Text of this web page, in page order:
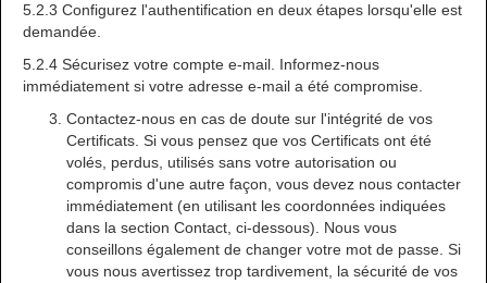
5.2.3 Configurez l'authentification en deux étapes lorsqu'elle est
demandée.
5.2.4 Sécurisez votre compte e-mail. Informez-nous
immédiatement si votre adresse e-mail a été compromise.
Contactez-nous en cas de doute sur l'intégrité de vos
Certificats. Si vous pensez que vos Certificats ont été
volés, perdus, utilisés sans votre autorisation ou
compromis d'une autre façon, vous devez nous contacter
immédiatement (en utilisant les coordonnées indiquées
dans la section Contact, ci-dessous). Nous vous
conseillons également de changer votre mot de passe. Si
vous nous avertissez trop tardivement, la sécurité de vos